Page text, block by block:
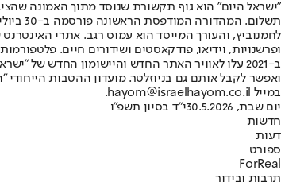
"ישראל היום" הוא גוף תקשורת שנוסד מתוך האמונה
ופרשנויות, וידיאו, פודקאסטים ושידורים חיים.
ב-2021 עלו לאוויר האתר החדש והיישומון החדש
ואפשר לקבל אותם גם בניוזלטר. מועדון ההטבות
במייל hayom@israelhayom.co.il.
יום שבת, 30.5.2026
י"ד בסיון תשפ"ו
חדשות
דעות
ספורט
ForReal
תרבות ובידור